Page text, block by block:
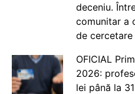
deceniu.
comunitar a
de
OFICIAL
2026:
lei până la